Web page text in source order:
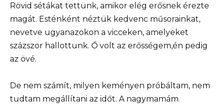
Rövid sétákat tettünk, amikor elég erősnek érezte
magát. Esténként néztük kedvenc műsorainkat,
nevetve ugyanazokon a vicceken, amelyeket
százszor hallottunk. Ő volt az erősségem,én pedig
az övé.
De nem számít, milyen keményen próbáltam, nem
tudtam megállítani az időt. A nagymamám